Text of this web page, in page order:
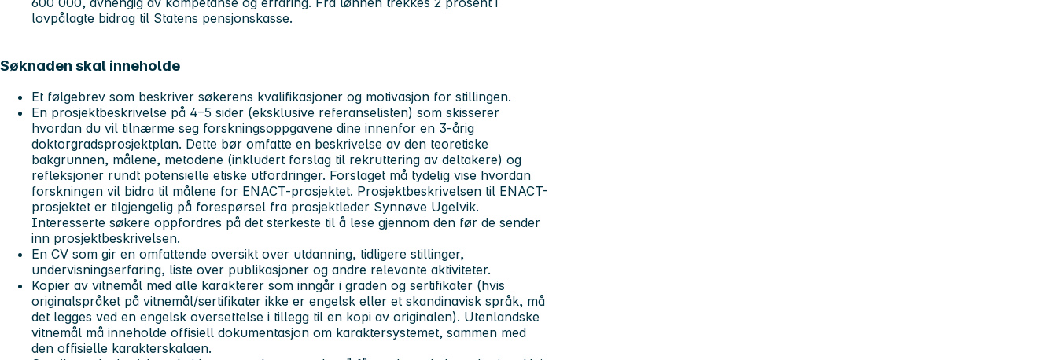
lovpålagte bidrag til Statens pensjonskasse.
Søknaden skal inneholde
Et følgebrev som beskriver søkerens kvalifikasjoner og motivasjon for stillingen.
En prosjektbeskrivelse på 4–5 sider (eksklusive referanselisten) som skisserer
hvordan du vil tilnærme seg forskningsoppgavene dine innenfor en 3-årig
doktorgradsprosjektplan. Dette bør omfatte en beskrivelse av den teoretiske
bakgrunnen, målene, metodene (inkludert forslag til rekruttering av deltakere) og
refleksjoner rundt potensielle etiske utfordringer. Forslaget må tydelig vise hvordan
forskningen vil bidra til målene for ENACT-prosjektet. Prosjektbeskrivelsen til ENACT-
prosjektet er tilgjengelig på forespørsel fra prosjektleder Synnøve Ugelvik.
Interesserte søkere oppfordres på det sterkeste til å lese gjennom den før de sender
inn prosjektbeskrivelsen.
En CV som gir en omfattende oversikt over utdanning, tidligere stillinger,
undervisningserfaring, liste over publikasjoner og andre relevante aktiviteter.
Kopier av vitnemål med alle karakterer som inngår i graden og sertifikater (hvis
originalspråket på vitnemål/sertifikater ikke er engelsk eller et skandinavisk språk, må
det legges ved en engelsk oversettelse i tillegg til en kopi av originalen). Utenlandske
vitnemål må inneholde offisiell dokumentasjon om karaktersystemet, sammen med
den offisielle karakterskalaen.